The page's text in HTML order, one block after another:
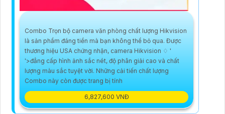
Combo Trọn bộ camera văn phòng chất lượng Hikvision
là sản phẩm đáng tiền mà bạn không thể bỏ qua. Được
thương hiệu USA chứng nhận, camera Hikvision ♢ '
'>đẳng cấp hình ảnh sắc nét, độ phân giải cao và chất
lượng màu sắc tuyệt vời. Những cải tiến chất lượng
Combo này còn được trang bị tính
6,827,600 VNĐ